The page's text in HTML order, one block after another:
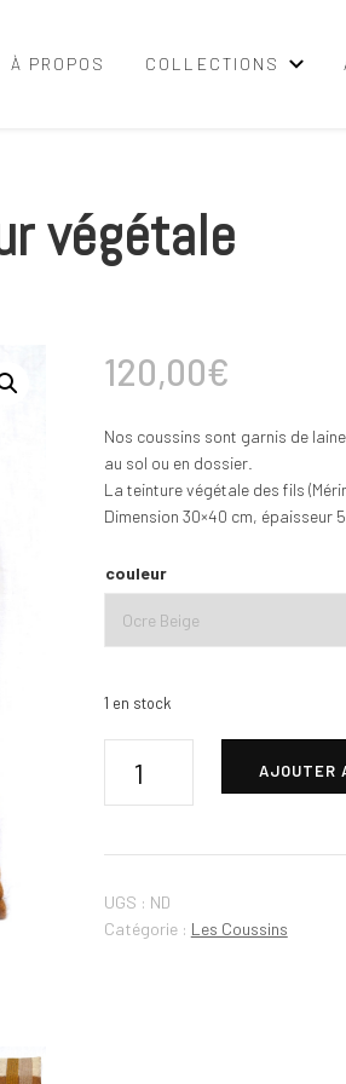
À PROPOS COLLECTIONS
végétale
120,00€
Nos coussins sont garnis de
au sol ou en dossier.
La teinture végétale des fils
Dimension 30×40 cm, épaisseur
couleur
1 en stock
AJOUTER
UGS : ND
Catégorie : Les Coussins